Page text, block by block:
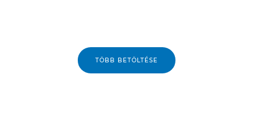
TÖBB BETÖLTÉSE